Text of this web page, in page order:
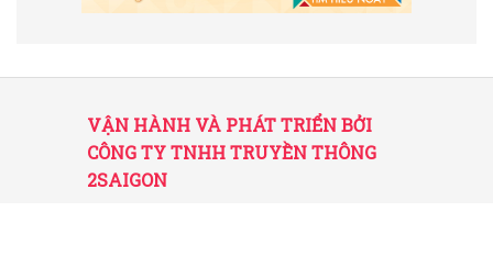
VẬN HÀNH VÀ PHÁT TRIỂN BỞI
CÔNG TY TNHH TRUYỀN THÔNG
2SAIGON